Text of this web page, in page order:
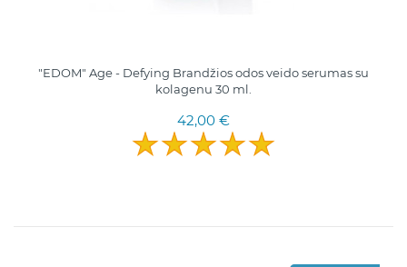
"EDOM" Age - Defying Brandžios odos veido serumas su
kolagenu 30 ml.
42,00 €